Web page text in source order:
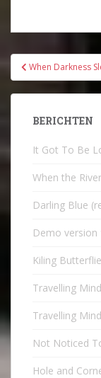
Bericht
navigatie
When Darkness
BERICHTEN
It Got To Be
When the
Darling Blue
Demo version
Kiling
Travelling
Travelling
Not Noticed
Hole and